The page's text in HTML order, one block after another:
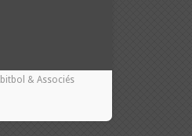
2025 Abitbol & Associés